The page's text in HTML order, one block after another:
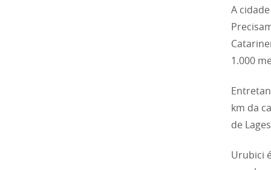
A
1.000
km da
de
Urubici